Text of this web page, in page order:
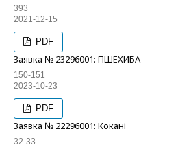
393
2021-12-15
PDF
Заявка № 23296001: ПШЕХИБА
150-151
2023-10-23
PDF
Заявка № 22296001: Кокані
32-33